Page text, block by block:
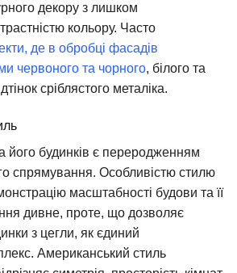
декору з лишком
кольору. Часто
де в обробці фасадів
червоного та чорного, білого та
сріблястого металіка.
його будинків є переродженням
спрямування. Особливістю стилю
масштабності будови та її
дивне, проте, що дозволяє
з цегли, як єдиний
Американський стиль